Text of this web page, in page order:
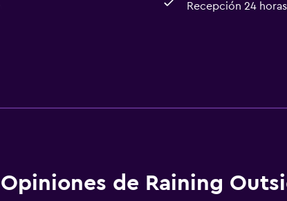
Recepción 24 horas
Wifi gratis
Opiniones de Raining